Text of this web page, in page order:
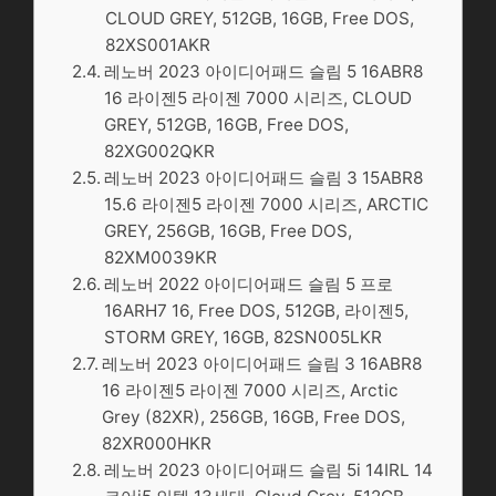
CLOUD GREY, 512GB, 16GB, Free DOS,
82XS001AKR
레노버 2023 아이디어패드 슬림 5 16ABR8
16 라이젠5 라이젠 7000 시리즈, CLOUD
GREY, 512GB, 16GB, Free DOS,
82XG002QKR
레노버 2023 아이디어패드 슬림 3 15ABR8
15.6 라이젠5 라이젠 7000 시리즈, ARCTIC
GREY, 256GB, 16GB, Free DOS,
82XM0039KR
레노버 2022 아이디어패드 슬림 5 프로
16ARH7 16, Free DOS, 512GB, 라이젠5,
STORM GREY, 16GB, 82SN005LKR
레노버 2023 아이디어패드 슬림 3 16ABR8
16 라이젠5 라이젠 7000 시리즈, Arctic
Grey (82XR), 256GB, 16GB, Free DOS,
82XR000HKR
레노버 2023 아이디어패드 슬림 5i 14IRL 14